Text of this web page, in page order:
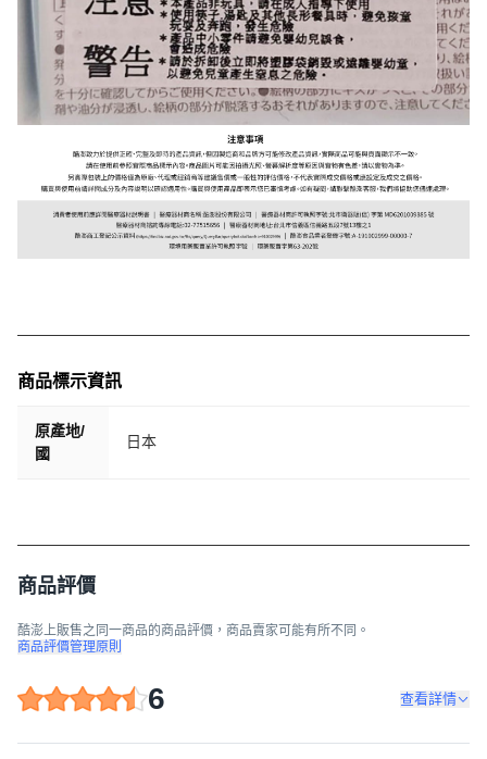
商品標示資訊
原產地/
國
日本
商品評價
酷澎上販售之同一商品的商品評價，商品賣家可能有所不同。
商品評價管理原則
6 查看詳情